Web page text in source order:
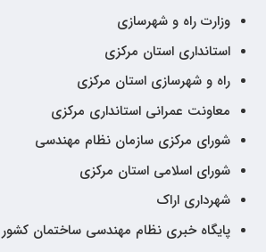
وزارت راه و شهرسازی
استانداری استان مرکزی
راه و شهرسازی استان مرکزی
معاونت عمرانی استانداری مرکزی
شورای مرکزی سازمان نظام مهندسی
شورای اسلامی استان مرکزی
شهرداری اراک
پایگاه خبری نظام مهندسی ساختمان کشور